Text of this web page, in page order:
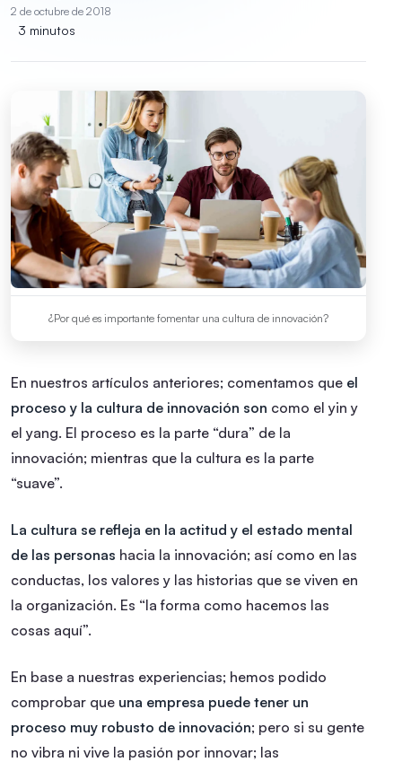
2 de octubre de 2018
3 minutos
¿Por qué es importante fomentar una cultura de innovación?
En nuestros artículos anteriores; comentamos que el
proceso y la cultura de innovación son como el yin y
el yang. El proceso es la parte “dura” de la
innovación; mientras que la cultura es la parte
“suave”.
La cultura se refleja en la actitud y el estado mental
de las personas hacia la innovación; así como en las
conductas, los valores y las historias que se viven en
la organización. Es “la forma como hacemos las
cosas aquí”.
En base a nuestras experiencias; hemos podido
comprobar que una empresa puede tener un
proceso muy robusto de innovación; pero si su gente
no vibra ni vive la pasión por innovar; las